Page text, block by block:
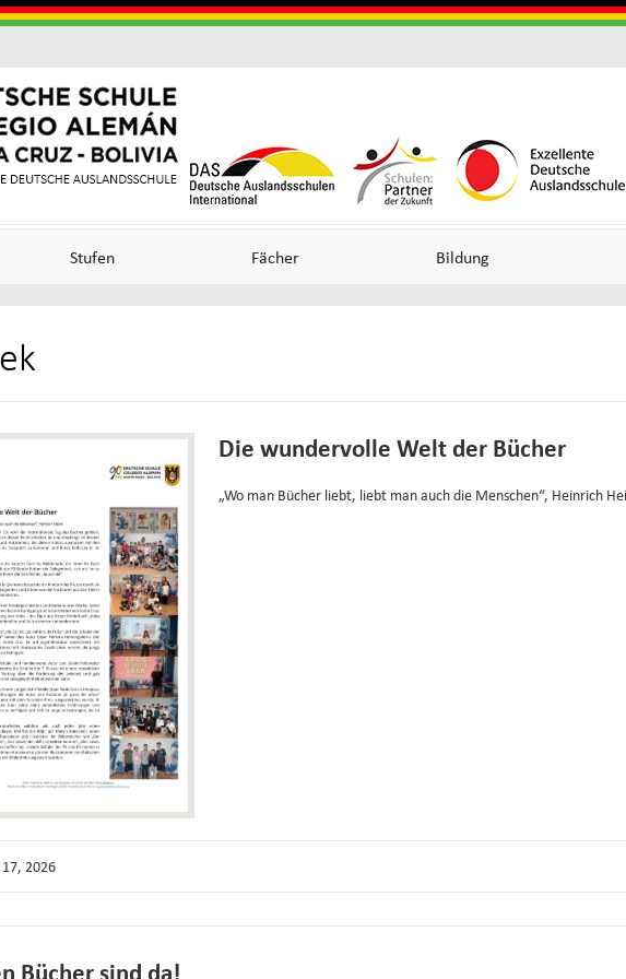
Skip
to
Aleman
Alemán
Links
Stufen Fächer Bildung
Die wundervolle Welt der Bücher
„Wo man Bücher liebt, liebt man auch die Menschen“, Heinrich
2026
Bücher sind da!